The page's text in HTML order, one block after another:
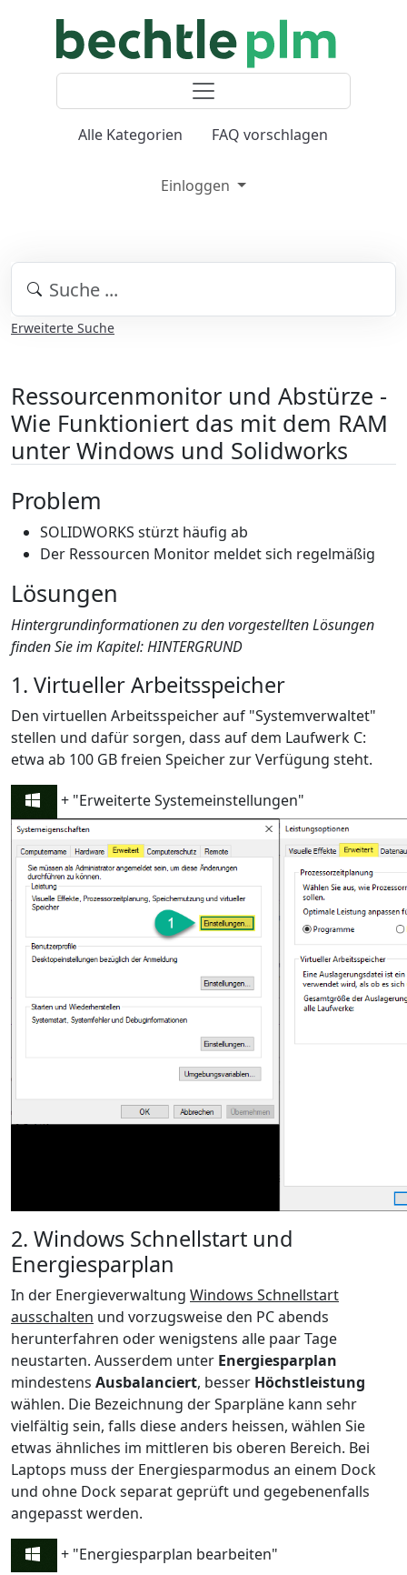
Alle Kategorien FAQ vorschlagen
Einloggen
Erweiterte Suche
Ressourcenmonitor und Abstürze -
Wie Funktioniert das mit dem RAM
unter Windows und Solidworks
Problem
SOLIDWORKS stürzt häufig ab
Der Ressourcen Monitor meldet sich regelmäßig
Lösungen
Hintergrundinformationen zu den vorgestellten Lösungen
finden Sie im Kapitel: HINTERGRUND
1. Virtueller Arbeitsspeicher
Den virtuellen Arbeitsspeicher auf "Systemverwaltet"
stellen und dafür sorgen, dass auf dem Laufwerk C:
etwa ab 100 GB freien Speicher zur Verfügung steht.
+ "Erweiterte Systemeinstellungen"
2. Windows Schnellstart und
Energiesparplan
In der Energieverwaltung Windows Schnellstart
ausschalten und vorzugsweise den PC abends
herunterfahren oder wenigstens alle paar Tage
neustarten. Ausserdem unter Energiesparplan
mindestens Ausbalanciert, besser Höchstleistung
wählen. Die Bezeichnung der Sparpläne kann sehr
vielfältig sein, falls diese anders heissen, wählen Sie
etwas ähnliches im mittleren bis oberen Bereich. Bei
Laptops muss der Energiesparmodus an einem Dock
und ohne Dock separat geprüft und gegebenenfalls
angepasst werden.
+ "Energiesparplan bearbeiten"